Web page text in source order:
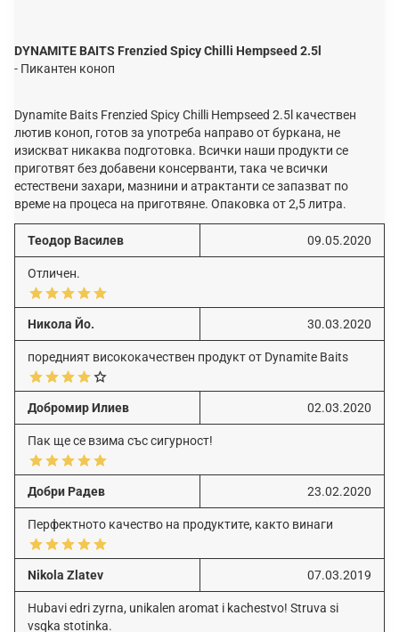
DYNAMITE BAITS Frenzied Spicy Chilli Hempseed 2.5l
- Пикантен коноп
Dynamite Baits Frenzied Spicy Chilli Hempseed 2.5l качествен
лютив коноп, готов за употреба направо от буркана, не
изискват никаква подготовка. Всички наши продукти се
приготвят без добавени консерванти, така че всички
естествени захари, мазнини и атрактанти се запазват по
време на процеса на приготвяне. Опаковка от 2,5 литра.
Теодор Василев 09.05.2020
Отличен.
Никола Йо. 30.03.2020
поредният висококачествен продукт от Dynamite Baits
Добромир Илиев 02.03.2020
Пак ще се взима със сигурност!
Добри Радев 23.02.2020
Перфектното качество на продуктите, както винаги
Nikola Zlatev 07.03.2019
Hubavi edri zyrna, unikalen aromat i kachestvo! Struva si
vsqka stotinka.